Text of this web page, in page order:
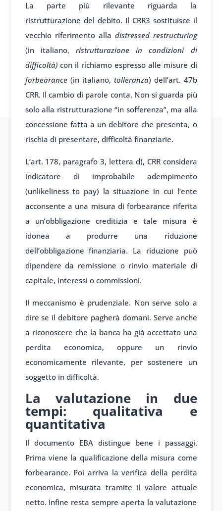
La parte più rilevante riguarda la
ristrutturazione del debito. Il CRR3 sostituisce il
vecchio riferimento alla distressed restructuring
(in italiano, ristrutturazione in condizioni di
difficoltà)con il richiamo espresso alle misure di
forbearance(in italiano, tolleranza) dell’art. 47b
CRR. Il cambio di parole conta. Non si guarda più
solo alla ristrutturazione “in sofferenza”, ma alla
concessione fatta a un debitore che presenta, o
rischia di presentare, difficoltà finanziarie.
L’art. 178, paragrafo 3, lettera d), CRR considera
indicatore di improbabile adempimento
(unlikeliness to pay) la situazione in cui l’ente
acconsente a una misura di forbearance riferita
a un’obbligazione creditizia e tale misura è
idonea a produrre una riduzione
dell’obbligazione finanziaria. La riduzione può
dipendere da remissione o rinvio materiale di
capitale, interessi o commissioni.
Il meccanismo è prudenziale. Non serve solo a
dire se il debitore pagherà domani. Serve anche
a riconoscere che la banca ha già accettato una
perdita economica, oppure un rinvio
economicamente rilevante, per sostenere un
soggetto in difficoltà.
La valutazione in due
tempi: qualitativa e
quantitativa
Il documento EBA distingue bene i passaggi.
Prima viene la qualificazione della misura come
forbearance. Poi arriva la verifica della perdita
economica, misurata tramite il valore attuale
netto. Infine resta sempre aperta la valutazione